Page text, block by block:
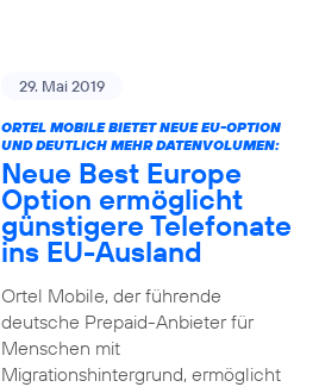
29. Mai 2019
ORTEL MOBILE BIETET NEUE EU-OPTION
UND DEUTLICH MEHR DATENVOLUMEN:
Neue Best Europe
Option ermöglicht
günstigere Telefonate
ins EU-Ausland
Ortel Mobile, der führende
deutsche Prepaid-Anbieter für
Menschen mit
Migrationshintergrund, ermöglicht